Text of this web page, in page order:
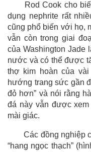
Rod Cook cho
dụng nephrite rất
cũng phổ biến với họ,
vẫn còn trong giai
của Washington Jade
nước và có thể được
thợ kim hoàn của vài
hướng trang sức gần
đỏ hơn” và nói rằng
đá này vẫn được
mài giác.
Các đồng nghiệp
“hang ngọc thạch”